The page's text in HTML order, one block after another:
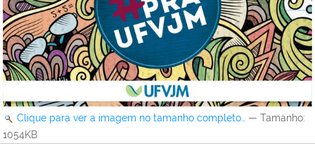
Clique para ver a imagem no tamanho completo… — Tamanho:
1054KB